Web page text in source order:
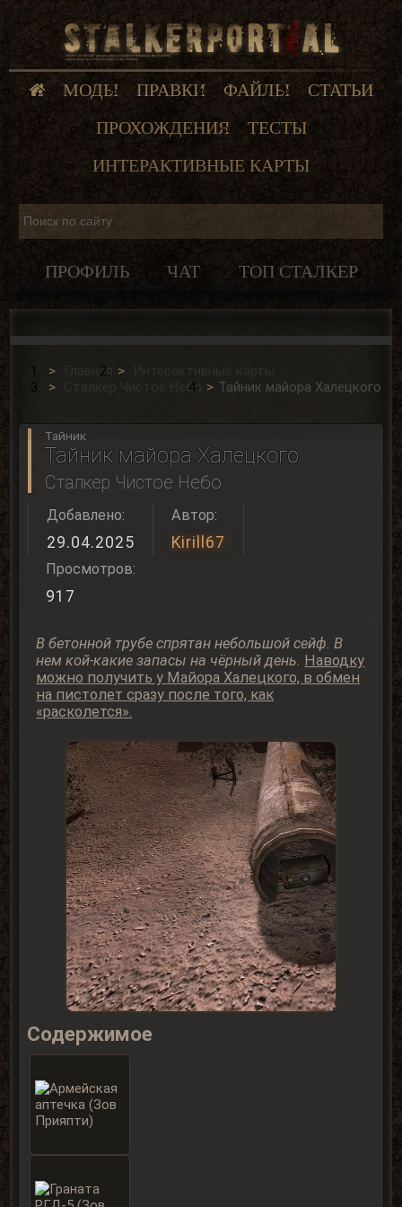
МОДЫ ПРАВКИ ФАЙЛЫ
СТАТЬИ
ПРОХОЖДЕНИЯ
ТЕСТЫ
ИНТЕРАКТИВНЫЕ КАРТЫ
ПРОФИЛЬ ЧАТ ТОП СТАЛКЕР
Главная
Интерактивные карты
Сталкер Чистое Небо
Тайник майора Халецкого
Тайник
Тайник майора Халецкого
Сталкер Чистое Небо
Добавлено:
29.04.2025
Автор:
Kirill67
Просмотров:
917
В бетонной трубе спрятан небольшой сейф. В
нем кой-какие запасы на чёрный день. Наводку
можно получить у Майора Халецкого, в обмен
на пистолет сразу после того, как
«расколется».
Содержимое